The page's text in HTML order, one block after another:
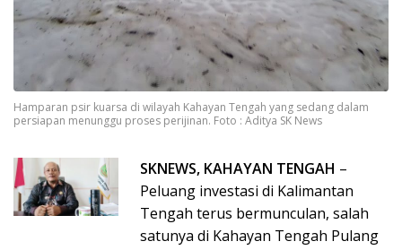
Hamparan psir kuarsa di wilayah Kahayan Tengah yang sedang dalam
persiapan menunggu proses perijinan. Foto : Aditya SK News
SKNEWS, KAHAYAN TENGAH –
Peluang investasi di Kalimantan
Tengah terus bermunculan, salah
satunya di Kahayan Tengah Pulang